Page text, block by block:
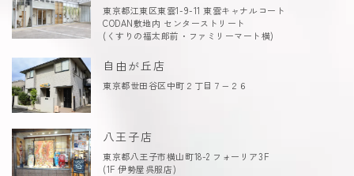
東京都江東区東雲1-9-11 東雲キャナルコート
CODAN敷地内 センターストリート
(くすりの福太郎前・ファミリーマート横)
自由が丘店
東京都世田谷区中町２丁目７−２６
八王子店
東京都八王子市横山町18-2 フォーリア3F
(1F 伊勢屋呉服店)